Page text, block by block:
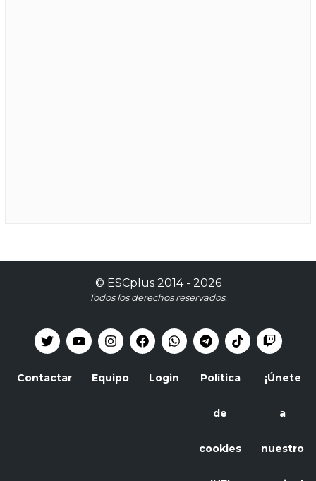
© ESCplus2014 - 2026
Todos los derechos reservados.
Contactar Equipo Login Política
de
cookies
¡Únete
a
nuestro